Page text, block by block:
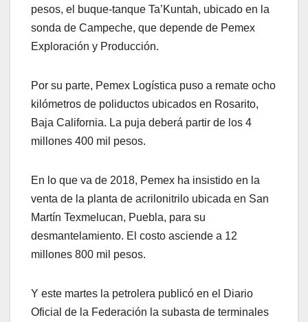
pesos, el buque-tanque Ta’Kuntah, ubicado en la
sonda de Campeche, que depende de Pemex
Exploración y Producción.
Por su parte, Pemex Logística puso a remate ocho
kilómetros de poliductos ubicados en Rosarito,
Baja California. La puja deberá partir de los 4
millones 400 mil pesos.
En lo que va de 2018, Pemex ha insistido en la
venta de la planta de acrilonitrilo ubicada en San
Martín Texmelucan, Puebla, para su
desmantelamiento. El costo asciende a 12
millones 800 mil pesos.
Y este martes la petrolera publicó en el Diario
Oficial de la Federación la subasta de terminales